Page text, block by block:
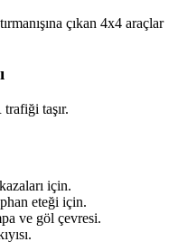
çıkan 4x4 araçlar
taşır.
için.
eteği için.
ve göl çevresi.